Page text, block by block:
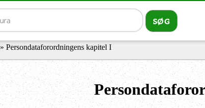
» Persondataforordningens kapitel I